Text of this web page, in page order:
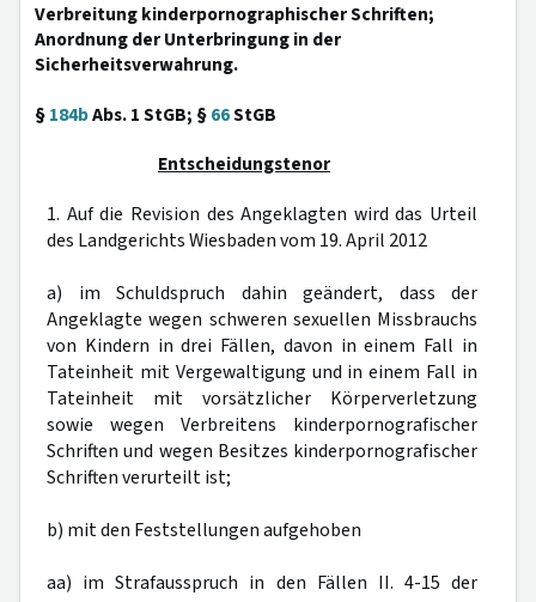
Verbreitung kinderpornographischer Schriften;
Anordnung der Unterbringung in der
Sicherheitsverwahrung.
§184bAbs. 1 StGB; §66StGB
Entscheidungstenor
1. Auf die Revision des Angeklagten wird das Urteil
des Landgerichts Wiesbaden vom 19. April 2012
a) im Schuldspruch dahin geändert, dass der
Angeklagte wegen schweren sexuellen Missbrauchs
von Kindern in drei Fällen, davon in einem Fall in
Tateinheit mit Vergewaltigung und in einem Fall in
Tateinheit mit vorsätzlicher Körperverletzung
sowie wegen Verbreitens kinderpornografischer
Schriften und wegen Besitzes kinderpornografischer
Schriften verurteilt ist;
b) mit den Feststellungen aufgehoben
aa) im Strafausspruch in den Fällen II. 4-15 der